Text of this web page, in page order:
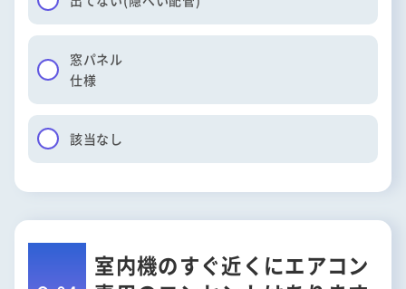
窓パネル
仕様
該当なし
室内機のすぐ近くにエアコン